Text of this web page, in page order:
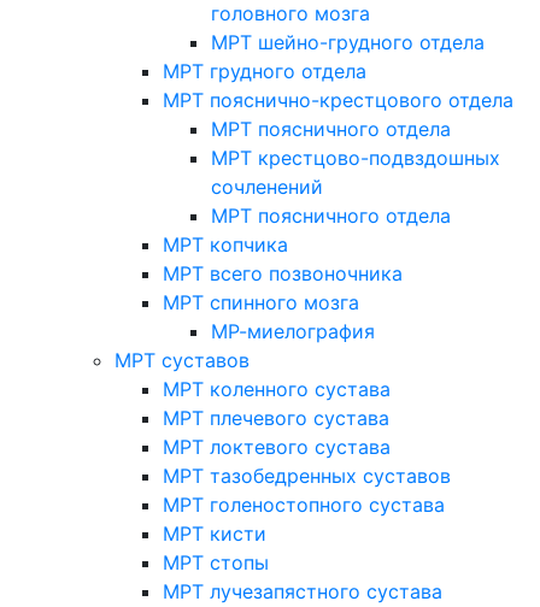
головного мозга
МРТ шейно-грудного отдела
МРТ грудного отдела
МРТ пояснично-крестцового отдела
МРТ поясничного отдела
МРТ крестцово-подвздошных
сочленений
МРТ поясничного отдела
МРТ копчика
МРТ всего позвоночника
МРТ спинного мозга
МР-миелография
МРТ суставов
МРТ коленного сустава
МРТ плечевого сустава
МРТ локтевого сустава
МРТ тазобедренных суставов
МРТ голеностопного сустава
МРТ кисти
МРТ стопы
МРТ лучезапястного сустава